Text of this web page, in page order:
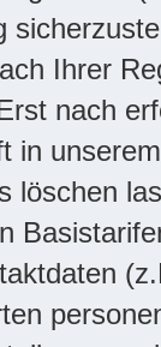
Ihrer
nach
in
löschen